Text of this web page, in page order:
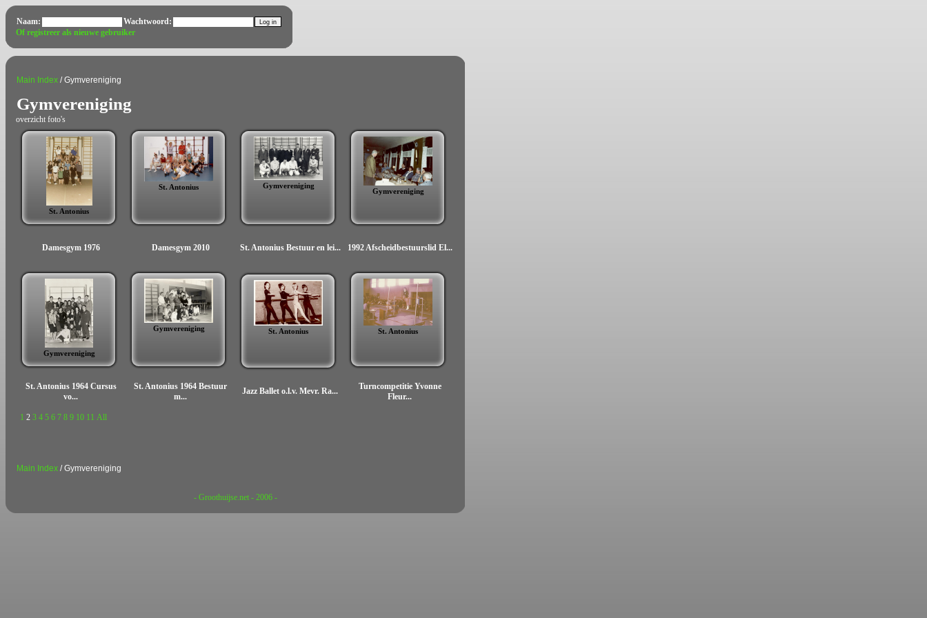
Naam:
Wachtwoord:
Of registreer als nieuwe gebruiker
Main Index / Gymvereniging
Gymvereniging
overzicht foto's
St. Antonius
Damesgym 1976
St. Antonius
Damesgym 2010
Gymvereniging
St. Antonius Bestuur en lei...
Gymvereniging
1992 Afscheidbestuurslid El...
Gymvereniging
St. Antonius 1964 Cursus
vo...
Gymvereniging
St. Antonius 1964 Bestuur
m...
St. Antonius
Jazz Ballet o.l.v. Mevr. Ra...
St. Antonius
Turncompetitie Yvonne
Fleur...
1 2 3 4 5 6 7 8 9 10 11 All
Main Index / Gymvereniging
- Groothuijse.net - 2006 -